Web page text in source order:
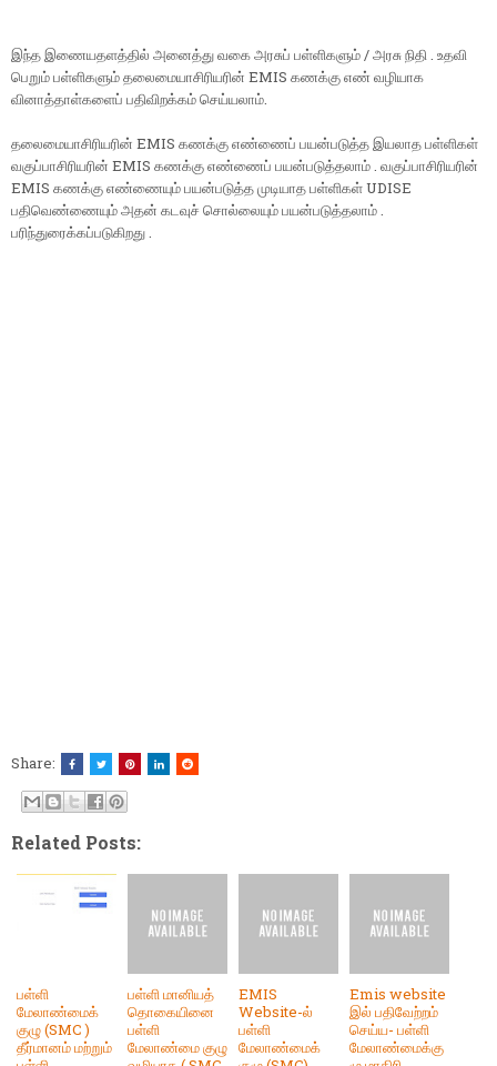
இந்த இணையதளத்தில் அனைத்து வகை அரசுப் பள்ளிகளும் / அரசு நிதி . உதவி
பெறும் பள்ளிகளும் தலைமையாசிரியரின் EMIS கணக்கு எண் வழியாக
வினாத்தாள்களைப் பதிவிறக்கம் செய்யலாம்.
தலைமையாசிரியரின் EMIS கணக்கு எண்ணைப் பயன்படுத்த இயலாத பள்ளிகள்
வகுப்பாசிரியரின் EMIS கணக்கு எண்ணைப் பயன்படுத்தலாம் . வகுப்பாசிரியரின்
EMIS கணக்கு எண்ணையும் பயன்படுத்த முடியாத பள்ளிகள் UDISE
பதிவெண்ணையும் அதன் கடவுச் சொல்லையும் பயன்படுத்தலாம் .
பரிந்துரைக்கப்படுகிறது .
Share:
Related Posts:
பள்ளி
மேலாண்மைக்
குழு (SMC )
தீர்மானம் மற்றும்
பள்ளி மானியத்
தொகையினை
பள்ளி
மேலாண்மை குழு
EMIS
Website-ல்
பள்ளி
மேலாண்மைக்
Emis website
இல் பதிவேற்றம்
செய்ய- பள்ளி
மேலாண்மைக்கு